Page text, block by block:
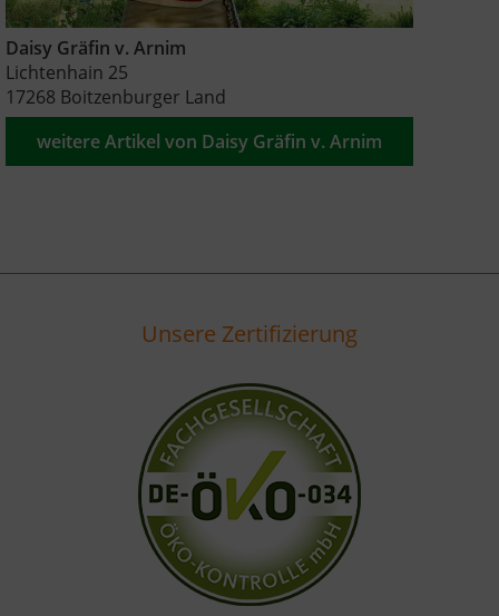
Daisy Gräfin v. Arnim
Lichtenhain 25
17268 Boitzenburger Land
weitere Artikel von Daisy Gräfin v. Arnim
Unsere Zertifizierung